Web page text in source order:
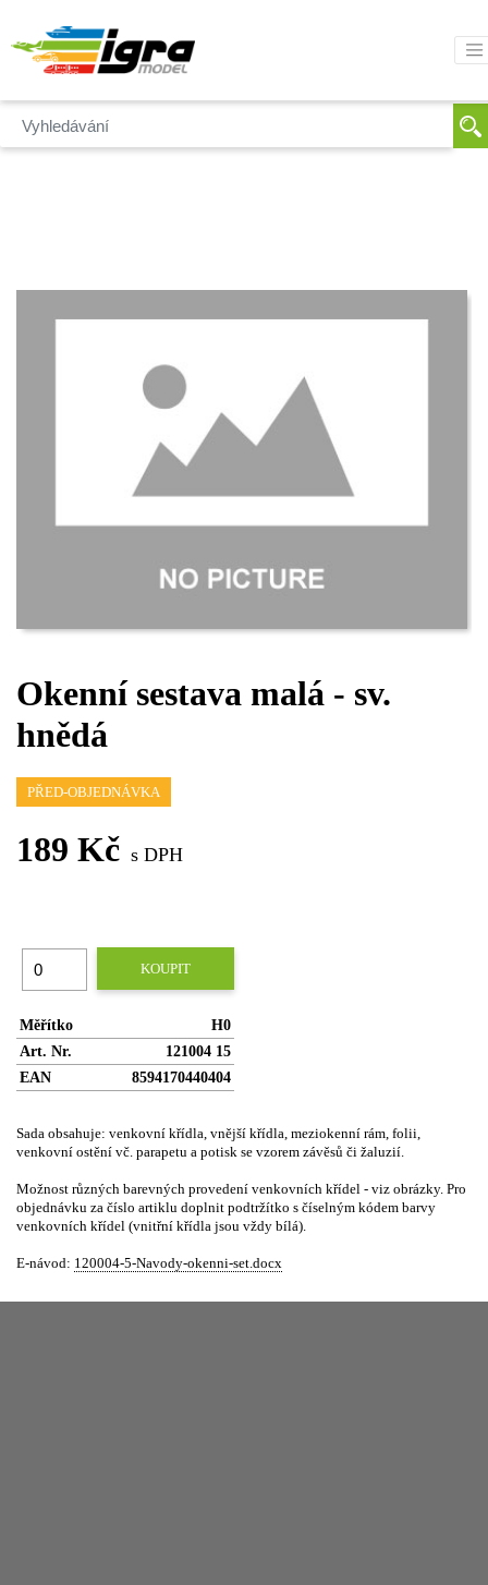
Okenní sestava malá - sv.
hnědá
PŘED-OBJEDNÁVKA
189 Kč s DPH
KOUPIT
Měřítko
H0
Art. Nr.
121004 15
EAN
8594170440404
Sada obsahuje: venkovní křídla, vnější křídla, meziokenní rám, folii,
venkovní ostění vč. parapetu a potisk se vzorem závěsů či žaluzií.
Možnost různých barevných provedení venkovních křídel - viz obrázky. Pro
objednávku za číslo artiklu doplnit podtržítko s číselným kódem barvy
venkovních křídel (vnitřní křídla jsou vždy bílá).
E-návod: 120004-5-Navody-okenni-set.docx